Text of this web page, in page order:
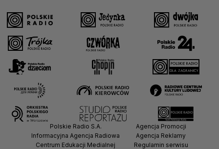
Polskie Radio S.A.
Informacyjna Agencja Radiowa
Centrum Edukacji Medialnej
Agencja Promocji
Agencja Reklamy
Regulamin serwisu